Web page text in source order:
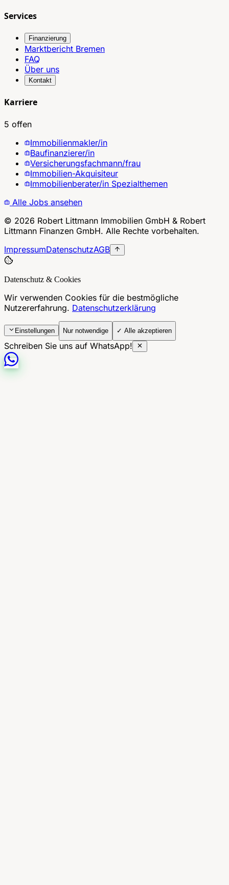
Services
Finanzierung
Marktbericht Bremen
FAQ
Über uns
Kontakt
Karriere
5 offen
Immobilienmakler/in
Baufinanzierer/in
Versicherungsfachmann/frau
Immobilien-Akquisiteur
Immobilienberater/in Spezialthemen
Alle Jobs ansehen
© 2026 Robert Littmann Immobilien GmbH & Robert
Littmann Finanzen GmbH. Alle Rechte vorbehalten.
ImpressumDatenschutzAGB
Datenschutz & Cookies
Wir verwenden Cookies für die bestmögliche
Nutzererfahrung. Datenschutzerklärung
Einstellungen Nur notwendige ✓ Alle akzeptieren
Schreiben Sie uns auf WhatsApp!